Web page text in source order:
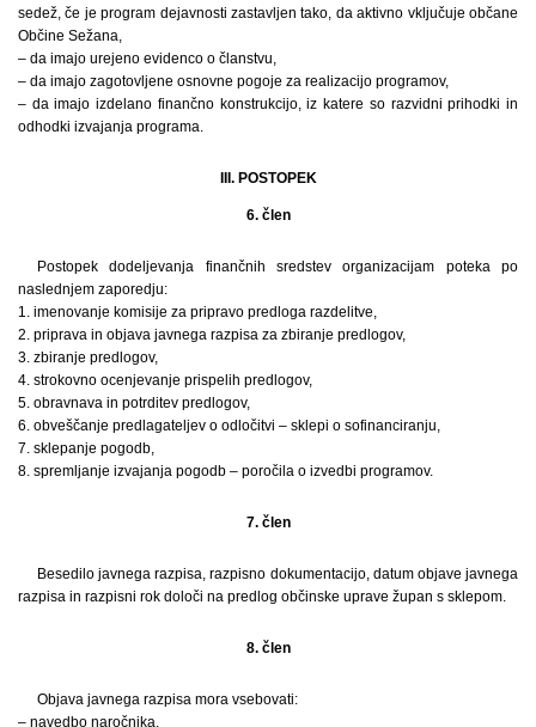
sedež, če je program dejavnosti zastavljen tako, da aktivno vključuje občane
Občine Sežana,
– da imajo urejeno evidenco o članstvu,
– da imajo zagotovljene osnovne pogoje za realizacijo programov,
– da imajo izdelano finančno konstrukcijo, iz katere so razvidni prihodki in
odhodki izvajanja programa.
III. POSTOPEK
6. člen
Postopek dodeljevanja finančnih sredstev organizacijam poteka po
naslednjem zaporedju:
1. imenovanje komisije za pripravo predloga razdelitve,
2. priprava in objava javnega razpisa za zbiranje predlogov,
3. zbiranje predlogov,
4. strokovno ocenjevanje prispelih predlogov,
5. obravnava in potrditev predlogov,
6. obveščanje predlagateljev o odločitvi – sklepi o sofinanciranju,
7. sklepanje pogodb,
8. spremljanje izvajanja pogodb – poročila o izvedbi programov.
7. člen
Besedilo javnega razpisa, razpisno dokumentacijo, datum objave javnega
razpisa in razpisni rok določi na predlog občinske uprave župan s sklepom.
8. člen
Objava javnega razpisa mora vsebovati:
– navedbo naročnika,